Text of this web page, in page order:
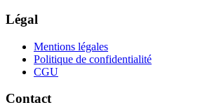
Légal
Mentions légales
Politique de confidentialité
CGU
Contact